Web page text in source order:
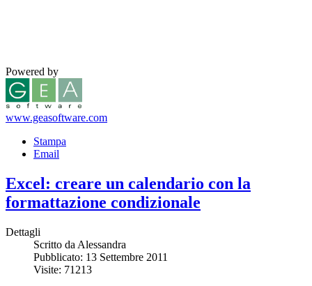
Powered by
www.geasoftware.com
Stampa
Email
Excel: creare un calendario con la
formattazione condizionale
Dettagli
Scritto da Alessandra
Pubblicato: 13 Settembre 2011
Visite: 71213